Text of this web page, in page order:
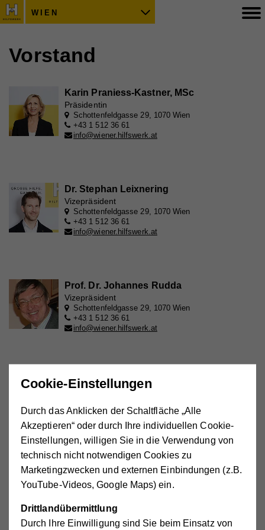
WIEN
Vorstand
Karin Praniess-Kastner, MSc
Präsidentin
Schottenfeldgasse 29, 1070 Wien
+43 1 512 36 61
info@wiener.hilfswerk.at
Dr. Stephan Leixnering
Vizepräsident
Schottenfeldgasse 29, 1070 Wien
+43 1 512 36 61
info@wiener.hilfswerk.at
Prof. Dr. Johannes Rudda
Vizepräsident
Schottenfeldgasse 29, 1070 Wien
+43 1 512 36 61
info@wiener.hilfswerk.at
Dr. Paul Schörghofer LL.M. (Harvard)
+43 1 512 36 61
info@wiener.hilfswerk.at
Schottenfeldgasse 29, 1070 Wien
info@wiener.hilfswerk.at
Cookie-Einstellungen
Durch das Anklicken der Schaltfläche „Alle
Akzeptieren“ oder durch Ihre individuellen Cookie-
Einstellungen, willigen Sie in die Verwendung von
technisch nicht notwendigen Cookies zu
Marketingzwecken und externen Einbindungen (z.B.
YouTube-Videos, Google Maps) ein.
Drittlandübermittlung
Durch Ihre Einwilligung sind Sie beim Einsatz von